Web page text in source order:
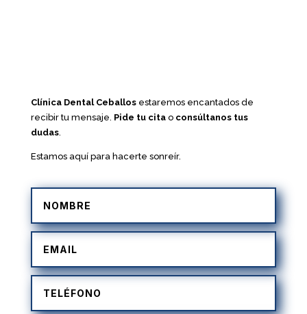
Clínica Dental Ceballosestaremos encantados de
recibir tu mensaje. Pide tu citao consúltanos tus
dudas.
Estamos aquí para hacerte sonreír.